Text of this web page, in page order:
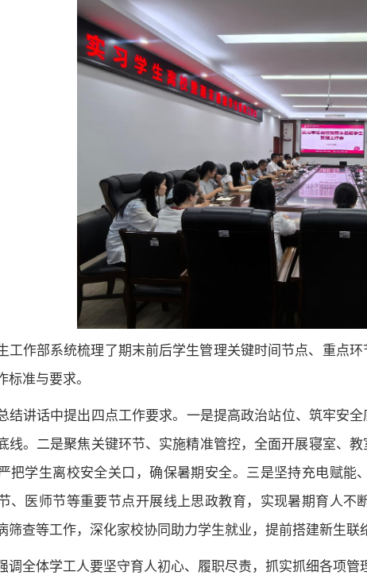
工作部系统梳理了期末前后学生管理关键时间节点、重点
标准与要求。
结讲话中提出四点工作要求。一是提高政治站位、筑牢安
线。二是聚焦关键环节、实施精准管控，全面开展寝室、
把学生离校安全关口，确保暑期安全。三是坚持充电赋
、医师节等重要节点开展线上思政教育，实现暑期育人
筛查等工作，深化家校协同助力学生就业，提前搭建新生联
调全体学工人要坚守育人初心、履职尽责，抓实抓细各项管